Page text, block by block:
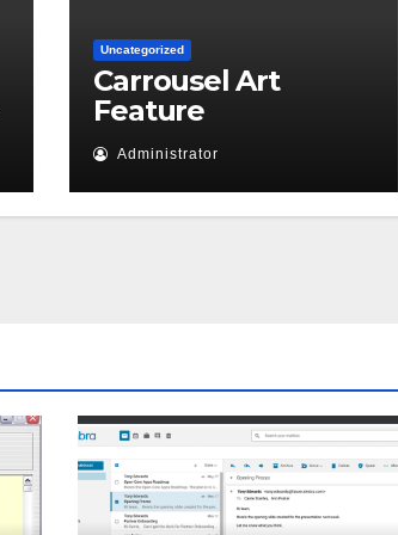
Uncategorized
Carrousel Art
Feature
Administrator